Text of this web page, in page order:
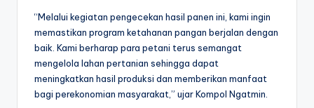
“Melalui kegiatan pengecekan hasil panen ini, kami ingin
memastikan program ketahanan pangan berjalan dengan
baik. Kami berharap para petani terus semangat
mengelola lahan pertanian sehingga dapat
meningkatkan hasil produksi dan memberikan manfaat
bagi perekonomian masyarakat,” ujar Kompol Ngatmin.